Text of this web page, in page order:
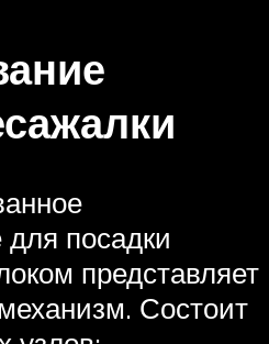
посадки
представляет
Состоит